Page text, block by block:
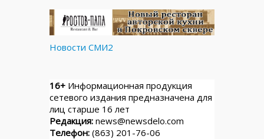
Новости СМИ2
16+ Информационная продукция
сетевого издания предназначена для
лиц старше 16 лет
Редакция: news@newsdelo.com
Телефон: (863) 201-76-06